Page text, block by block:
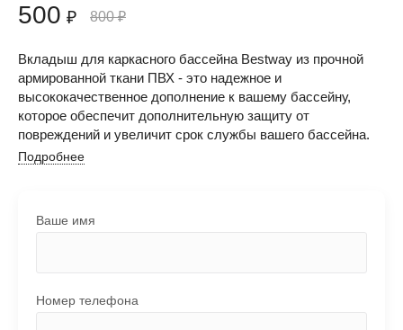
500 ₽ 800₽
Вкладыш для каркасного бассейна Bestway из прочной
армированной ткани ПВХ - это надежное и
высококачественное дополнение к вашему бассейну,
которое обеспечит дополнительную защиту от
повреждений и увеличит срок службы вашего бассейна.
Подробнее
Ваше имя
Номер телефона